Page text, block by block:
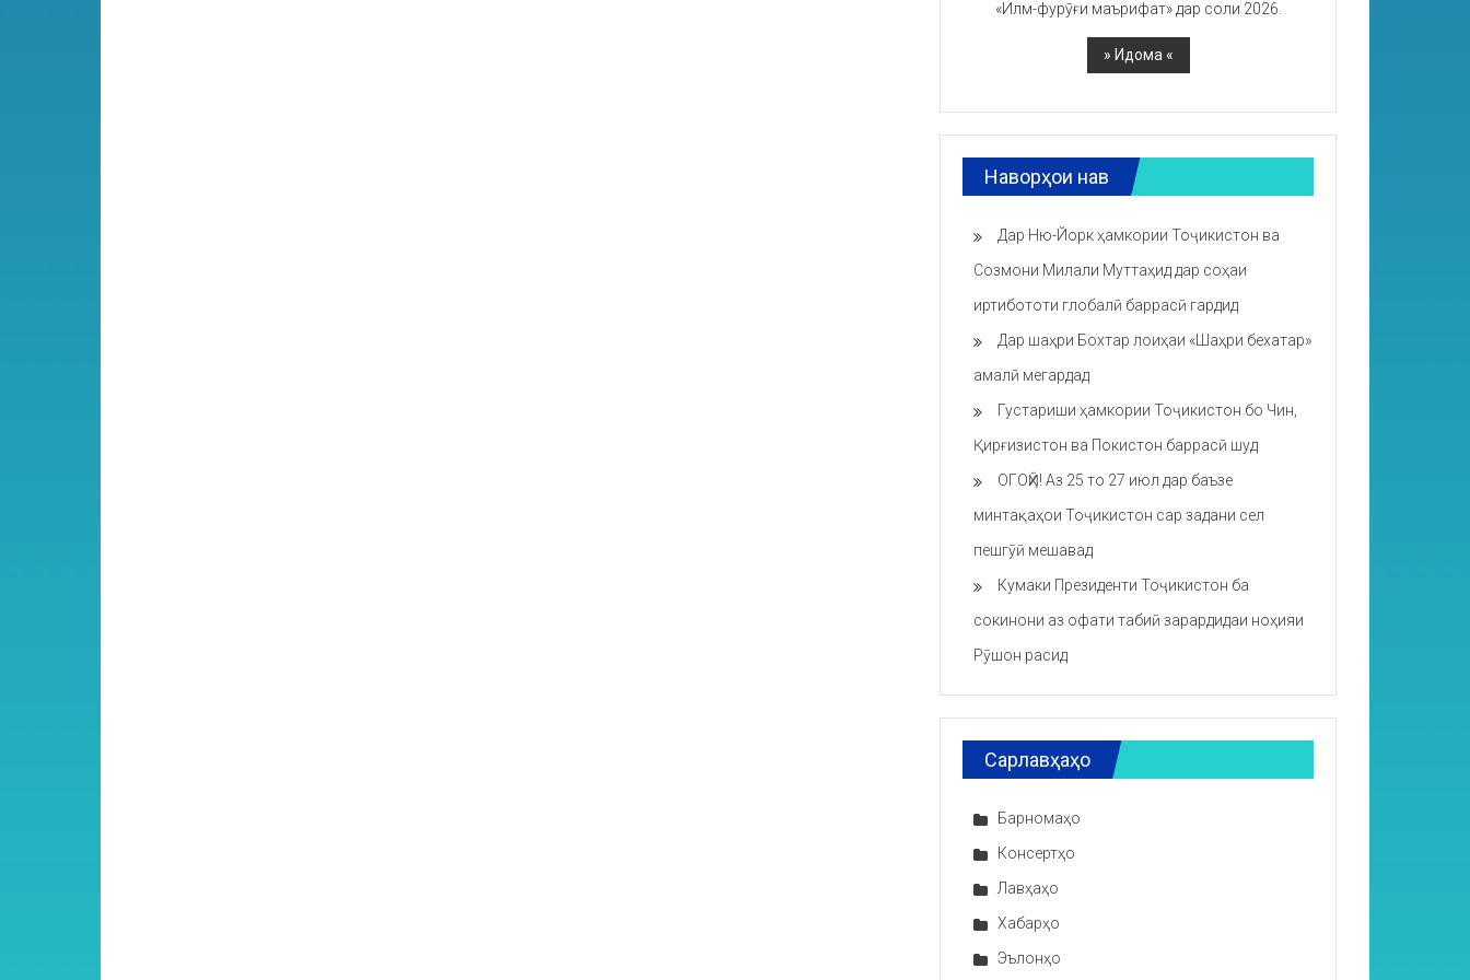
«Илм-фурӯғи маърифат» дар соли 2026.
Наворҳои нав
Дар Ню-Йорк ҳамкории Тоҷикистон ва
Созмони Милали Муттаҳид дар соҳаи
иртибототи глобалӣ баррасӣ гардид
Дар шаҳри Бохтар лоиҳаи «Шаҳри бехатар»
амалӣ мегардад
Густариши ҳамкории Тоҷикистон бо Чин,
Қирғизистон ва Покистон баррасӣ шуд
ОГОҲӢ! Аз 25 то 27 июл дар баъзе
минтақаҳои Тоҷикистон сар задани сел
пешгӯӣ мешавад
Кумаки Президенти Тоҷикистон ба
сокинони аз офати табиӣ зарардидаи ноҳияи
Рӯшон расид
Сарлавҳаҳо
Барномаҳо
Консертҳо
Лавҳаҳо
Хабарҳо
Эълонҳо